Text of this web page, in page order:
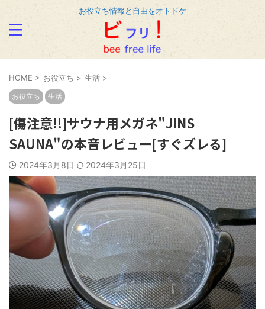
お役立ち情報と自由をオトドケ
HOME > お役立ち > 生活 >
お役立ち 生活
[傷注意!!]サウナ用メガネ"JINS
SAUNA"の本音レビュー[すぐズレる]
2024年3月8日 2024年3月25日